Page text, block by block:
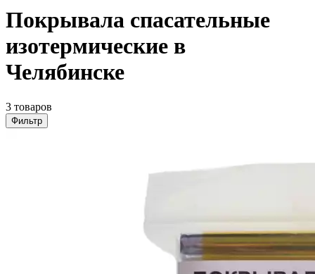
Покрывала спасательные
изотермические в
Челябинске
3 товаров
Фильтр